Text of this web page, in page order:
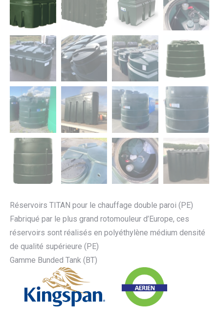
Réservoirs TITAN pour le chauffage double paroi (PE)
Fabriqué par le plus grand rotomouleur d’Europe, ces
réservoirs sont réalisés en polyéthylène médium densité
de qualité supérieure (PE)
Gamme Bunded Tank (BT)